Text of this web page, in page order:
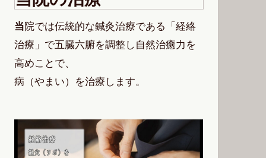
当院では伝統的な鍼灸治療である「経絡
治療」で五臓六腑を調整し自然治癒力を
高めことで、
病（やまい）を治療します。